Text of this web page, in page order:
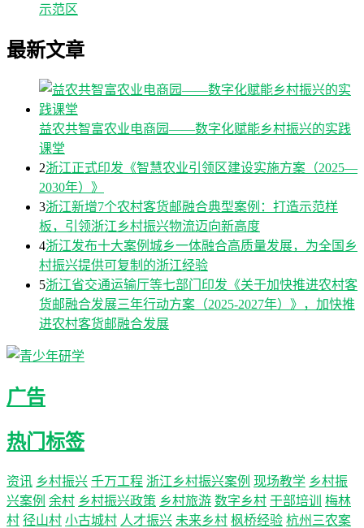
示范区
最新文章
益农共智富农业电商园——数字化赋能乡村振兴的实践
课堂
2浙江正式印发《智慧农业引领区建设实施方案（2025—
2030年）》
3浙江新增7个农村客货邮融合典型案例：打造示范样
板，引领浙江乡村振兴物流迈向新高度
4浙江发布十大案例城乡一体融合高质量发展，为全国乡
村振兴提供可复制的浙江经验
5浙江省交通运输厅等七部门印发《关于加快推进农村客
货邮融合发展三年行动方案（2025-2027年）》，加快推
进农村客货邮融合发展
广告
热门标签
资讯 乡村振兴 千万工程 浙江乡村振兴案例 现场教学 乡村振
兴案例 余村 乡村振兴政策 乡村旅游 数字乡村 干部培训
梅林
村 径山村 小古城村 人才振兴 未来乡村 枫桥经验 杭州三农案